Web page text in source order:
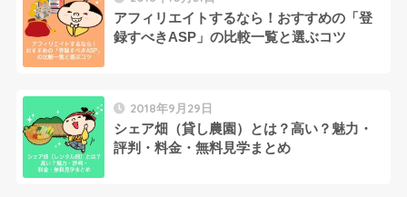
アフィリエイトするなら！おすすめの「登
録すべきASP」の比較一覧と選ぶコツ
2018年9月29日
シェア畑（貸し農園）とは？高い？魅力・
評判・料金・無料見学まとめ